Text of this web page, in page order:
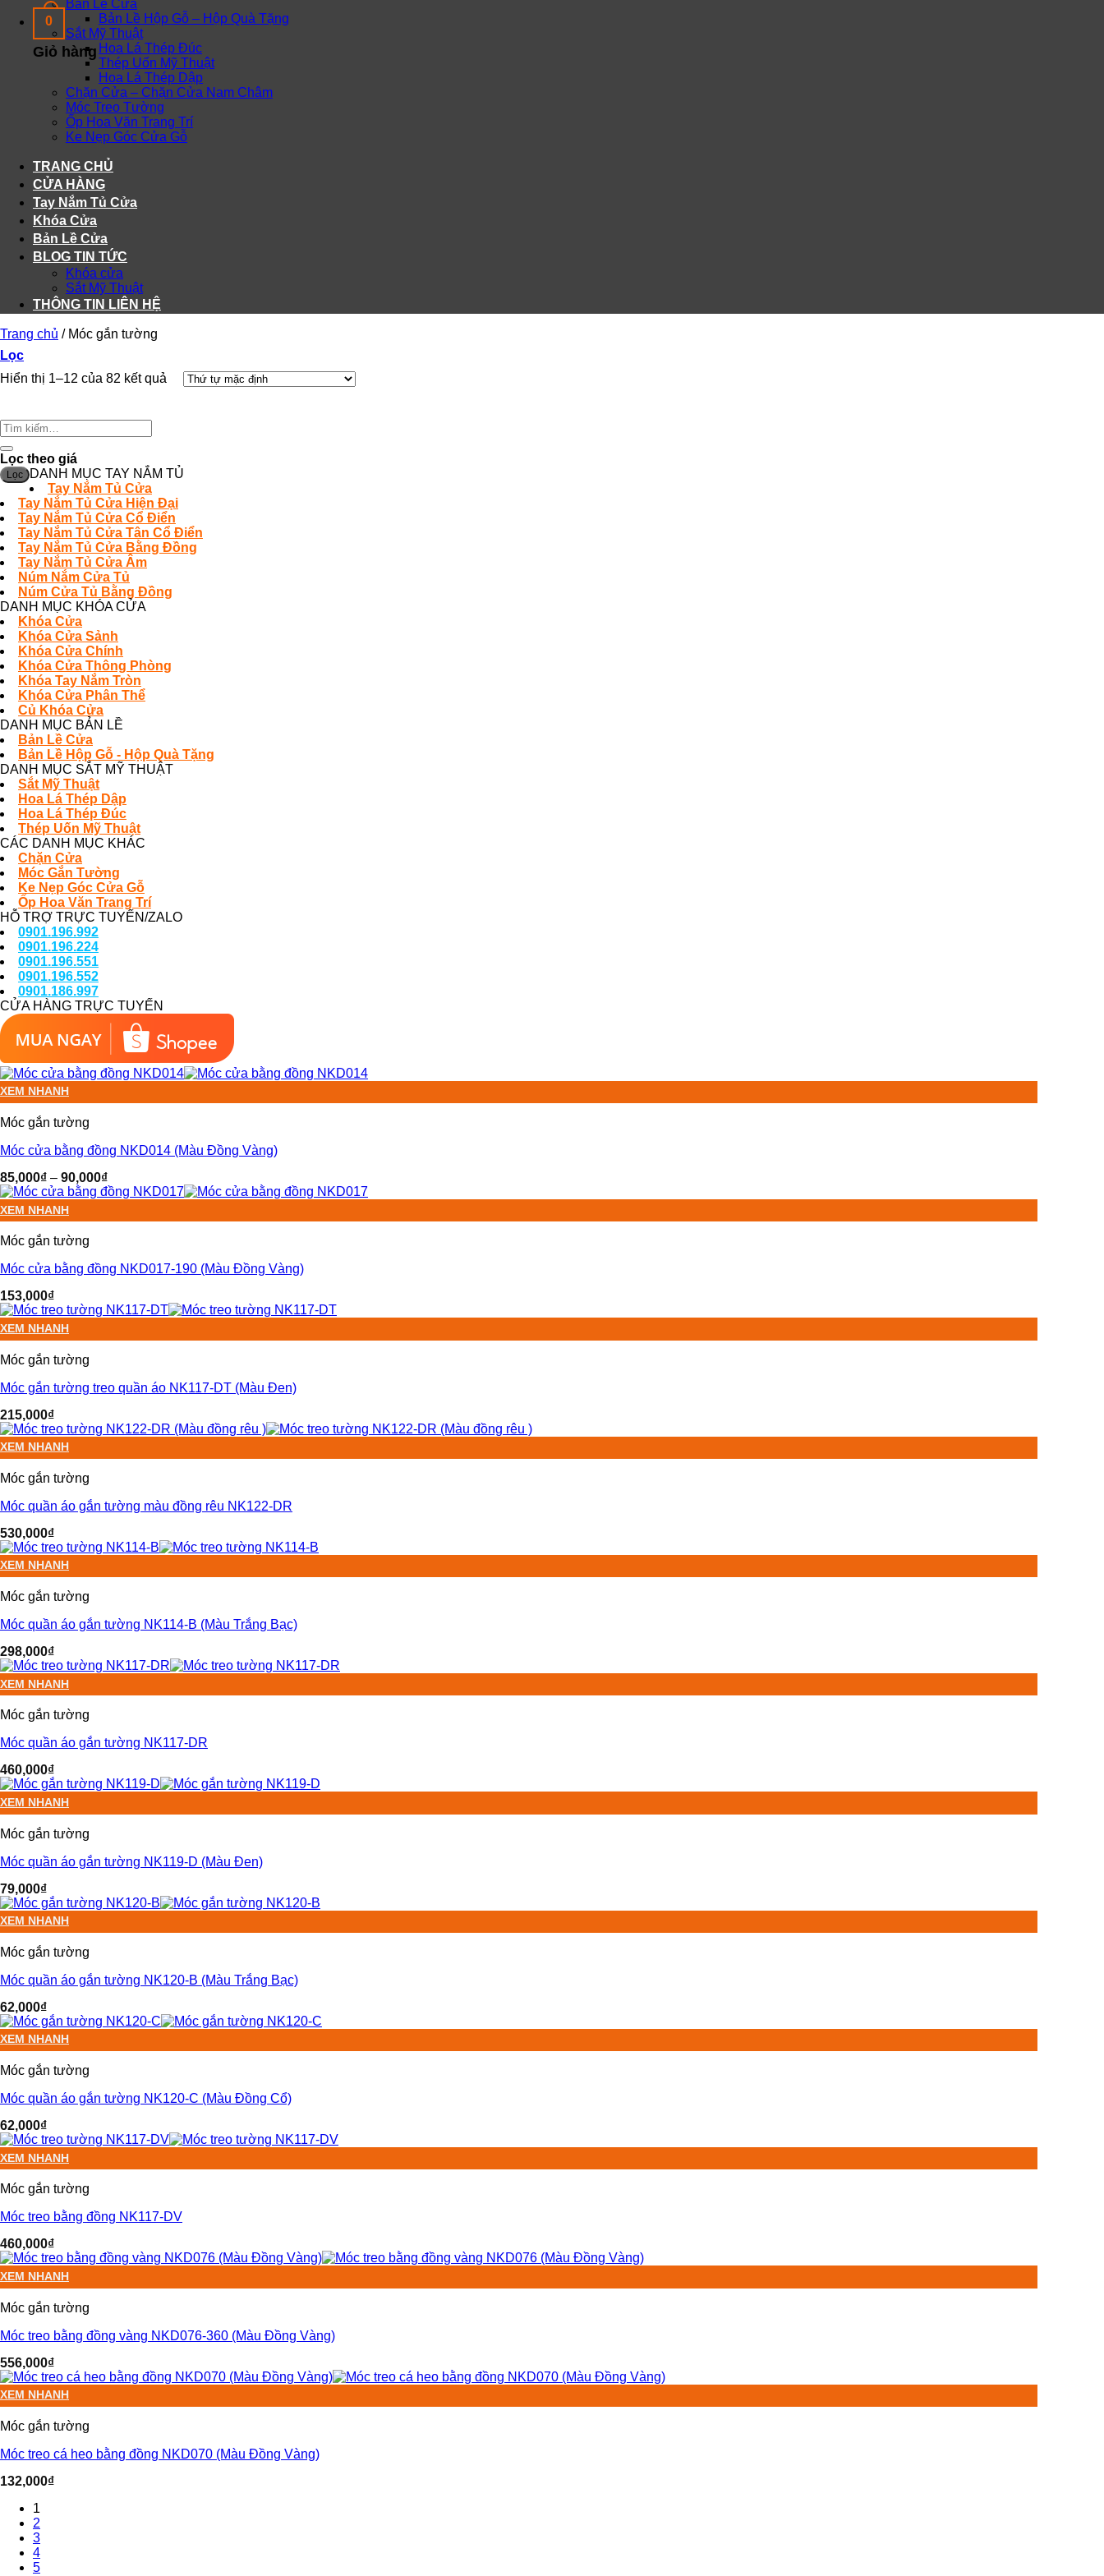
0
Giỏ hàng
Bản Lề Cửa
Bản Lề Hộp Gỗ – Hộp Quà Tặng
Sắt Mỹ Thuật
Hoa Lá Thép Đúc
Thép Uốn Mỹ Thuật
Hoa Lá Thép Dập
Chặn Cửa – Chặn Cửa Nam Châm
Móc Treo Tường
Ốp Hoa Văn Trang Trí
Ke Nẹp Góc Cửa Gỗ
TRANG CHỦ
CỬA HÀNG
Tay Nắm Tủ Cửa
Khóa Cửa
Bản Lề Cửa
BLOG TIN TỨC
Khóa cửa
Sắt Mỹ Thuật
THÔNG TIN LIÊN HỆ
Trang chủ /Móc gắn tường
Lọc
Hiển thị 1–12 của 82 kết quả
Tìm
kiếm:
Lọc theo giá
Lọc
DANH MỤC TAY NẮM TỦ
Tay Nắm Tủ Cửa
Tay Nắm Tủ Cửa Hiện Đại
Tay Nắm Tủ Cửa Cổ Điển
Tay Nắm Tủ Cửa Tân Cổ Điển
Tay Nắm Tủ Cửa Bằng Đồng
Tay Nắm Tủ Cửa Âm
Núm Nắm Cửa Tủ
Núm Cửa Tủ Bằng Đồng
DANH MỤC KHÓA CỬA
Khóa Cửa
Khóa Cửa Sảnh
Khóa Cửa Chính
Khóa Cửa Thông Phòng
Khóa Tay Nắm Tròn
Khóa Cửa Phân Thể
Củ Khóa Cửa
DANH MỤC BẢN LỀ
Bản Lề Cửa
Bản Lề Hộp Gỗ - Hộp Quà Tặng
DANH MỤC SẮT MỸ THUẬT
Sắt Mỹ Thuật
Hoa Lá Thép Dập
Hoa Lá Thép Đúc
Thép Uốn Mỹ Thuật
CÁC DANH MỤC KHÁC
Chặn Cửa
Móc Gắn Tường
Ke Nẹp Góc Cửa Gỗ
Ốp Hoa Văn Trang Trí
HỖ TRỢ TRỰC TUYẾN/ZALO
0901.196.992
0901.196.224
0901.196.551
0901.196.552
0901.186.997
CỬA HÀNG TRỰC TUYẾN
XEM NHANH
Móc gắn tường
Móc cửa bằng đồng NKD014 (Màu Đồng Vàng)
85,000₫ – 90,000₫
XEM NHANH
Móc gắn tường
Móc cửa bằng đồng NKD017-190 (Màu Đồng Vàng)
153,000₫
XEM NHANH
Móc gắn tường
Móc gắn tường treo quần áo NK117-DT (Màu Đen)
215,000₫
XEM NHANH
Móc gắn tường
Móc quần áo gắn tường màu đồng rêu NK122-DR
530,000₫
XEM NHANH
Móc gắn tường
Móc quần áo gắn tường NK114-B (Màu Trắng Bạc)
298,000₫
XEM NHANH
Móc gắn tường
Móc quần áo gắn tường NK117-DR
460,000₫
XEM NHANH
Móc gắn tường
Móc quần áo gắn tường NK119-D (Màu Đen)
79,000₫
XEM NHANH
Móc gắn tường
Móc quần áo gắn tường NK120-B (Màu Trắng Bạc)
62,000₫
XEM NHANH
Móc gắn tường
Móc quần áo gắn tường NK120-C (Màu Đồng Cổ)
62,000₫
XEM NHANH
Móc gắn tường
Móc treo bằng đồng NK117-DV
460,000₫
XEM NHANH
Móc gắn tường
Móc treo bằng đồng vàng NKD076-360 (Màu Đồng Vàng)
556,000₫
XEM NHANH
Móc gắn tường
Móc treo cá heo bằng đồng NKD070 (Màu Đồng Vàng)
132,000₫
1
2
3
4
5